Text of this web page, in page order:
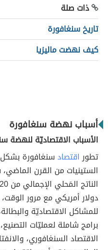
ذات صلة
تاريخ سنغافورة
كيف نهضت ماليزيا
أسباب نهضة سنغافورة
الأسباب الاقتصاديّة لنهضة
تطوراقتصادسنغافورة بشكل
الستينيات من القرن
دولار أمريكي مع مرور
للمشاكل الاقتصاديّة
برامج شاملة لعمليّات
الاقتصاد السنغافوري،